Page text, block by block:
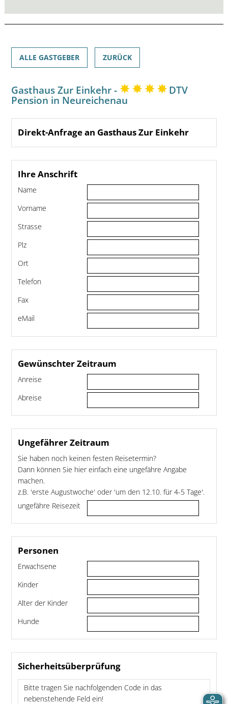
ALLE GASTGEBER ZURÜCK
Gasthaus Zur Einkehr - DTV
Pension in Neureichenau
Direkt-Anfrage an Gasthaus Zur Einkehr
Ihre Anschrift
Name
Vorname
Strasse
Plz
Ort
Telefon
Fax
eMail
Gewünschter Zeitraum
Anreise
Abreise
Ungefährer Zeitraum
Sie haben noch keinen festen Reisetermin?
Dann können Sie hier einfach eine ungefähre Angabe
machen.
z.B. 'erste Augustwoche' oder 'um den 12.10. für 4-5 Tage'.
ungefähre Reisezeit
Personen
Erwachsene
Kinder
Alter der Kinder
Hunde
Sicherheitsüberprüfung
Bitte tragen Sie nachfolgenden Code in das
nebenstehende Feld ein!